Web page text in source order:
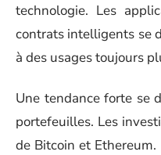
technologie. Les
contrats intelligents se
à des usages toujours
Une tendance forte se
portefeuilles. Les
de Bitcoin et Ethereum.